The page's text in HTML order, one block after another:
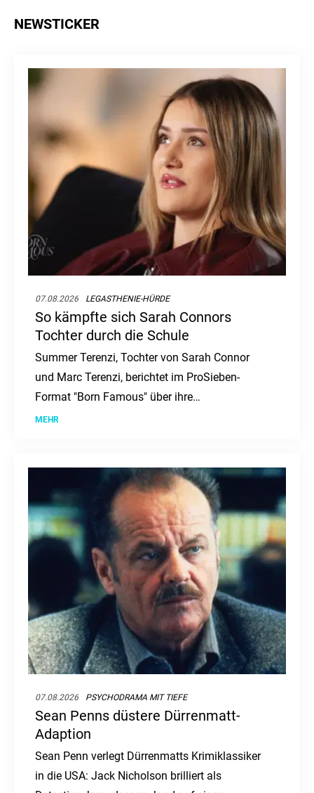
NEWSTICKER
07.08.2026 LEGASTHENIE-HÜRDE
So kämpfte sich Sarah Connors
Tochter durch die Schule
Summer Terenzi, Tochter von Sarah Connor
und Marc Terenzi, berichtet im ProSieben-
Format "Born Famous" über ihre
Herausforderungen in der Schule aufgrund von
MEHR
07.08.2026 PSYCHODRAMA MIT TIEFE
Sean Penns düstere Dürrenmatt-
Adaption
Sean Penn verlegt Dürrenmatts Krimiklassiker
in die USA: Jack Nicholson brilliert als